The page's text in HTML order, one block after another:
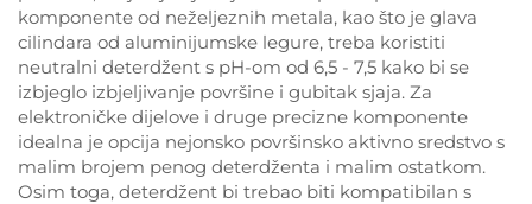
komponente od neželjeznih metala, kao što je glava
cilindara od aluminijumske legure, treba koristiti
neutralni deterdžent s pH-om od 6,5 - 7,5 kako bi se
izbjeglo izbjeljivanje površine i gubitak sjaja. Za
elektroničke dijelove i druge precizne komponente
idealna je opcija nejonsko površinsko aktivno sredstvo s
malim brojem penog deterdženta i malim ostatkom.
Osim toga, deterdžent bi trebao biti kompatibilan s